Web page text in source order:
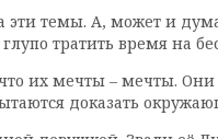
темы. А, может и
тратить время на
их мечты – мечты.
доказать